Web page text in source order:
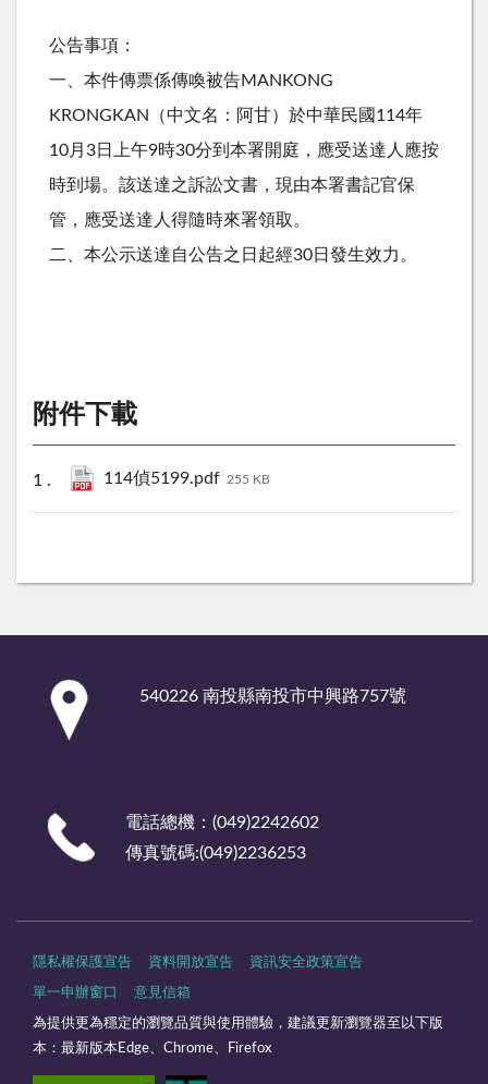
公告事項：
一、本件傳票係傳喚被告MANKONG
KRONGKAN（中文名：阿甘）於中華民國114年
10月3日上午9時30分到本署開庭，應受送達人應按
時到場。該送達之訴訟文書，現由本署書記官保
管，應受送達人得隨時來署領取。
二、本公示送達自公告之日起經30日發生效力。
附件下載
114偵5199.pdf 255 KB
540226 南投縣南投市中興路757號
電話總機：(049)2242602
傳真號碼:(049)2236253
隱私權保護宣告 資料開放宣告 資訊安全政策宣告
單一申辦窗口 意見信箱
為提供更為穩定的瀏覽品質與使用體驗，建議更新瀏覽器至以下版
本：最新版本Edge、Chrome、Firefox